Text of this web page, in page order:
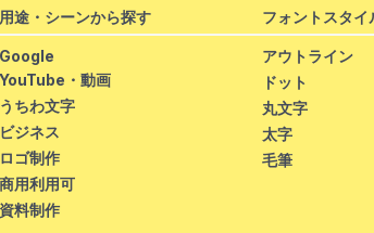
用途・シーンから探す
Google
YouTube・動画
うちわ文字
ビジネス
ロゴ制作
商用利用可
資料制作
フォントスタイ
アウトライン
ドット
丸文字
太字
毛筆